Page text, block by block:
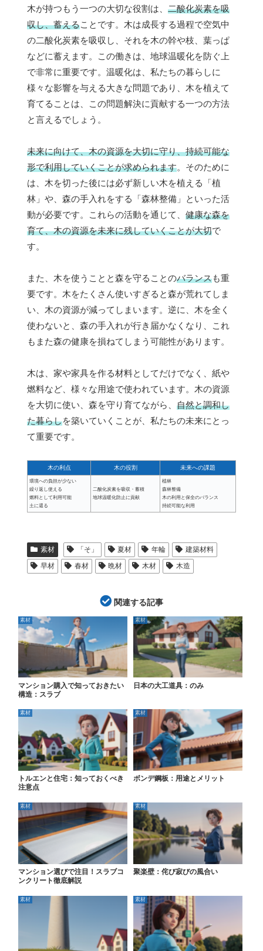
木が持つもう一つの大切な役割は、 二酸化炭素を吸
収し、蓄えることです。木は成長する過程で空気中
の二酸化炭素を吸収し、それを木の幹や枝、葉っぱ
などに蓄えます。この働きは、地球温暖化を防ぐ上
で非常に重要です。温暖化は、私たちの暮らしに
様々な影響を与える大きな問題であり、木を植えて
育てることは、この問題解決に貢献する一つの方法
と言えるでしょう。
未来に向けて、木の資源を大切に守り、持続可能な
形で利用していくことが求められます。そのために
は、木を切った後には必ず新しい木を植える「植
林」や、森の手入れをする「森林整備」といった活
動が必要です。これらの活動を通じて、 健康な森を
育て、木の資源を未来に残していくことが大切で
す。
また、木を使うことと森を守ることのバランスも重
要です。木をたくさん使いすぎると森が荒れてしま
い、木の資源が減ってしまいます。逆に、木を全く
使わないと、森の手入れが行き届かなくなり、これ
もまた森の健康を損ねてしまう可能性があります。
木は、家や家具を作る材料としてだけでなく、紙や
燃料など、様々な用途で使われています。木の資源
を大切に使い、森を守り育てながら、 自然と調和し
た暮らしを築いていくことが、私たちの未来にとっ
て重要です。
木の利点 木の役割 未来への課題
環境への負担が少ない
繰り返し使える
燃料として利用可能
土に還る
二酸化炭素を吸収・蓄積
地球温暖化防止に貢献
植林
森林整備
木の利用と保全のバランス
持続可能な利用
素材 「そ」 夏材 年輪
建築材料
早材
春材 晩材 木材 木造
関連する記事
素材
マンション購入で知っておきたい
構造：スラブ
素材
日本の大工道具：のみ
素材
トルエンと住宅：知っておくべき
注意点
素材
ボンデ鋼板：用途とメリット
素材
マンション選びで注目！スラブコ
ンクリート徹底解説
素材
聚楽壁：侘び寂びの風合い
素材 素材